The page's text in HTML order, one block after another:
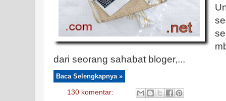
dari seorang sahabat bloger,...
Baca Selengkapnya »
130 komentar: